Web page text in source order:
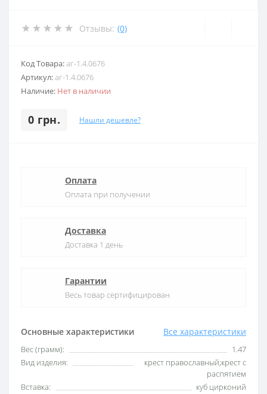
Отзывы: (0)
Код Товара: аг-1.4.0676
Артикул: аг-1.4.0676
Наличие: Нет в наличии
0 грн. Нашли дешевле?
Основные характеристики Все характеристики
Вес (грамм):
1.47
Вид изделия:
крест православный;крест с
распятием
Вставка:
куб цирконий
Оплата
Оплата при получении
Доставка
Доставка 1 день
Гарантии
Весь товар сертифицирован